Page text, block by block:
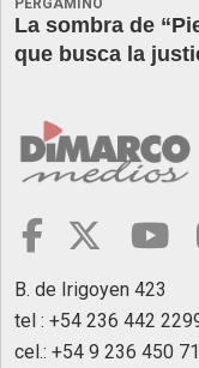
PERGAMINO
La sombra de
que busca la
B. de Irigoyen 423
tel : +54 236 442
cel.: +54 9 236 450